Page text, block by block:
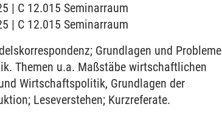
| C 12.015 Seminarraum
| C 12.015 Seminarraum
Grundlagen und Probleme
Themen u.a. Maßstäbe wirtschaftlichen
Wirtschaftspolitik, Grundlagen der
Leseverstehen; Kurzreferate.